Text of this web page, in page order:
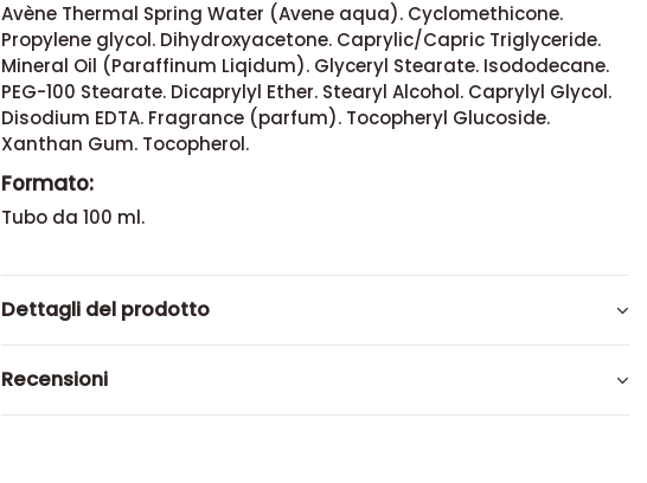
Avène Thermal Spring Water (Avene aqua). Cyclomethicone.
Propylene glycol. Dihydroxyacetone. Caprylic/Capric Triglyceride.
Mineral Oil (Paraffinum Liqidum). Glyceryl Stearate. Isododecane.
PEG-100 Stearate. Dicaprylyl Ether. Stearyl Alcohol. Caprylyl Glycol.
Disodium EDTA. Fragrance (parfum). Tocopheryl Glucoside.
Xanthan Gum. Tocopherol.
Formato:
Tubo da 100 ml.
Dettagli del prodotto
Recensioni